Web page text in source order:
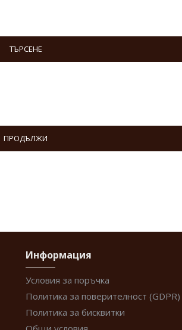
ТЪРСЕНЕ
ПРОДЪЛЖИ
Информация
Условия за поръчка
Политика за поверителност (GDPR)
Политика за бисквитки